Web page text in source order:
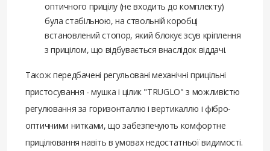
оптичного прицілу (не входить до комплекту)
була стабільною, на ствольній коробці
встановлений стопор, який блокує зсув кріплення
з прицілом, що відбувається внаслідок віддачі.
Також передбачені регульовані механічні прицільні
пристосування - мушка і цілик "TRUGLO" з можливістю
регулювання за горизонталлю і вертикаллю і фібро-
оптичними нитками, що забезпечують комфортне
прицілювання навіть в умовах недостатньої видимості.